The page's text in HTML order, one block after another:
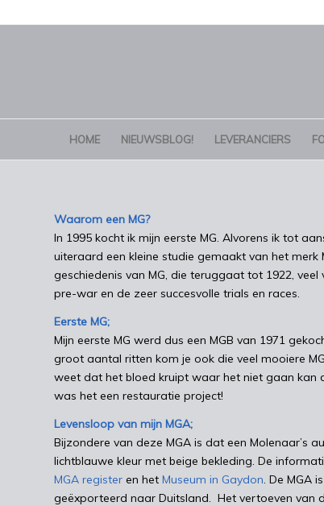
HOME NIEUWSBLOG! LEVERANCIERS
Waarom een MG?
In 1995 kocht ik mijn eerste MG. Alvorens ik tot
uiteraard een kleine studie gemaakt van het
geschiedenis van MG, die teruggaat tot 1922,
pre-war en de zeer succesvolle trials en races.
Eerste MG;
Mijn eerste MG werd dus een MGB van 1971
groot aantal ritten kom je ook die veel mooiere
weet dat het bloed kruipt waar het niet gaan kan
was het een restauratie project!
Levensloop van mijn MGA;
Bijzondere van deze MGA is dat een Molenaar’s
lichtblauwe kleur met beige bekleding. De
MGA register en het Museum in Gaydon. De MGA
geëxporteerd naar Duitsland. Het vertoeven van